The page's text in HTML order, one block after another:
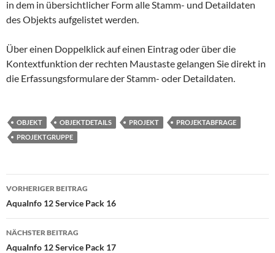
in dem in übersichtlicher Form alle Stamm- und Detaildaten
des Objekts aufgelistet werden.
Über einen Doppelklick auf einen Eintrag oder über die
Kontextfunktion der rechten Maustaste gelangen Sie direkt in
die Erfassungsformulare der Stamm- oder Detaildaten.
OBJEKT OBJEKTDETAILS PROJEKT
PROJEKTABFRAGE
PROJEKTGRUPPE
Beitragsnavigation
VORHERIGER BEITRAG
AquaInfo 12 Service Pack 16
NÄCHSTER BEITRAG
AquaInfo 12 Service Pack 17